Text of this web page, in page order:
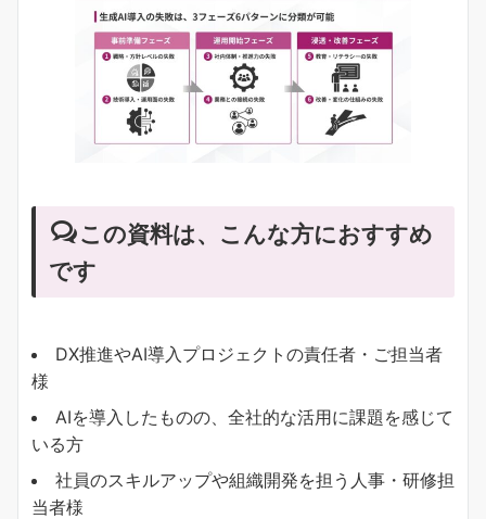
この資料は、こんな方におすすめ
です
DX推進やAI導入プロジェクトの責任者・ご担当者
様
AIを導入したものの、全社的な活用に課題を感じて
いる方
社員のスキルアップや組織開発を担う人事・研修担
当者様